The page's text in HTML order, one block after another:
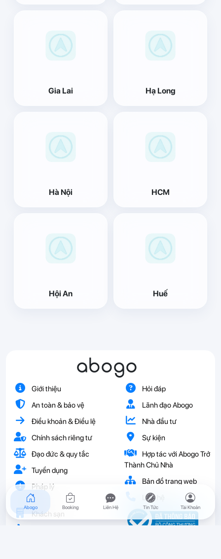
Gia Lai Hạ Long
Hà Nội HCM
Hội An Huế
abogo
Giới thiệu
An toàn & bảo vệ
Điều khoản & Điều lệ
Chính sách riêng tư
Đạo đức & quy tắc
Tuyển dụng
Pháp lý
Hỏi đáp
Lãnh đạo Abogo
Nhà đầu tư
Sự kiện
Hợp tác với Abogo Trở
Thành Chủ Nhà
Bản đồ trang web
Liên hệ
Khách sạn
Abogo Booking Liên Hệ Tin Tức Tài Khoản